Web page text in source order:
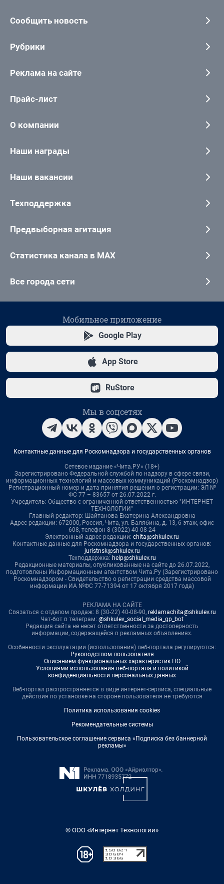
Сообщить новость
Рубрики
Реклама на сайте
Прайс-лист
О компании
Наши награды
Наши вакансии
Техподдержка
Предвыборная агитация
Статистика канала в MAX
Все города сети
Мобильное приложение
Google Play
App Store
RuStore
Мы в соцсетях
Контактные данные для Роскомнадзора и государственных органов
Сетевое издание «Чита.РУ» (18+)
Зарегистрировано Федеральной службой по надзору в сфере связи,
информационных технологий и массовых коммуникаций (Роскомнадзор)
Регистрационный номер и дата принятия решения о регистрации: ЭЛ №
ФС 77 – 83657 от 26.07.2022 г.
Учредитель: Общество с ограниченной ответственностью "ИНТЕРНЕТ
ТЕХНОЛОГИИ"
Главный редактор: Шайтанова Екатерина Александровна
Адрес редакции: 672000, Россия, Чита, ул. Балябина, д. 13, 6 этаж, офис
608, телефон 8 (3022) 40-08-24
Электронный адрес редакции: chita@shkulev.ru
Контактные данные для Роскомнадзора и государственных органов:
juristnsk@shkulev.ru
Техподдержка: help@shkulev.ru
Редакционные материалы, опубликованные на сайте до 26.07.2022,
подготовлены Информационным агентством Чита.Ру (Зарегистрировано
Роскомнадзором - Свидетельство о регистрации средства массовой
информации ИА №ФС 77-71394 от 17 октября 2017 года)
РЕКЛАМА НА САЙТЕ
Связаться с отделом продаж: 8 (30-22) 40-08-90, reklamachita@shkulev.ru
Чат-бот в телеграм: @shkulev_social_media_gp_bot
Редакция сайта не несет ответственности за достоверность
информации, содержащейся в рекламных объявлениях.
Особенности эксплуатации (использования) веб-портала регулируются:
Руководством пользователя
Описанием функциональных характеристик ПО
Условиями использования веб-портала и политикой
конфиденциальности персональных данных
Веб-портал распространяется в виде интернет-сервиса, специальные
действия по установке на стороне пользователя не требуются
Политика использования cookies
Рекомендательные системы
Пользовательское соглашение сервиса «Подписка без баннерной
рекламы»
© ООО «Интернет Технологии»